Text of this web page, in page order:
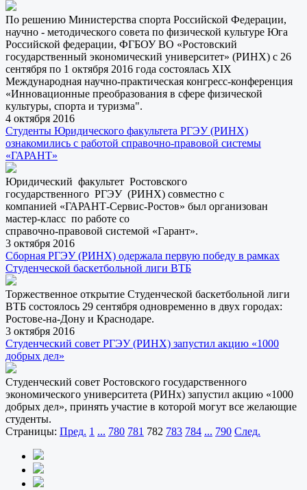
По решению Министерства спорта Российской Федерации,
научно - методического совета по физической культуре Юга
Российской федерации, ФГБОУ ВО «Ростовский
государственный экономический университет» (РИНХ) с 26
сентября по 1 октября 2016 года состоялась XIX
Международная научно-практическая конгресс-конференция
«Инновационные преобразования в сфере физической
культуры, спорта и туризма".
4 октября 2016
Студенты Юридического факультета РГЭУ (РИНХ)
ознакомились с работой справочно-правовой системы
«ГАРАНТ»
Юридический факультет Ростовского
государственного РГЭУ (РИНХ) совместно с
компанией «ГАРАНТ-Сервис-Ростов» был организован
мастер-класс по работе со
справочно-правовой системой «Гарант».
3 октября 2016
Сборная РГЭУ (РИНХ) одержала первую победу в рамках
Студенческой баскетбольной лиги ВТБ
Торжественное открытие Студенческой баскетбольной лиги
ВТБ состоялось 29 сентября одновременно в двух городах:
Ростове-на-Дону и Краснодаре.
3 октября 2016
Студенческий совет РГЭУ (РИНХ) запустил акцию «1000
добрых дел»
Студенческий совет Ростовского государственного
экономического университета (РИНх) запустил акцию «1000
добрых дел», принять участие в которой могут все желающие
студенты.
Страницы: Пред. 1 ... 780 781 782 783 784 ... 790 След.